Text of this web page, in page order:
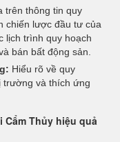
trên thông tin quy
chiến lược đầu tư của
lịch trình quy hoạch
bán bất động sản.
Hiểu rõ về quy
trường và thích ứng
Thủy hiệu quả